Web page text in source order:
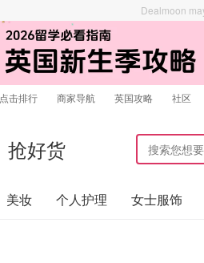
Dealmoon
点击排行 商家导航 英国攻略 社区
抢好货
美妆 个人护理 女士服饰